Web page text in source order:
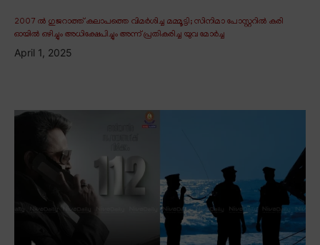
2007 ൽ ഗുജറാത്ത് കലാപത്തെ വിമർശിച്ച മമ്മൂട്ടി; സിനിമാ പോസ്റ്ററിൽ കരി
ഓയിൽ ഒഴിച്ചും അധിക്ഷേപിച്ചും അന്ന് പ്രതികരിച്ച യുവ മോർച്ച
April 1, 2025